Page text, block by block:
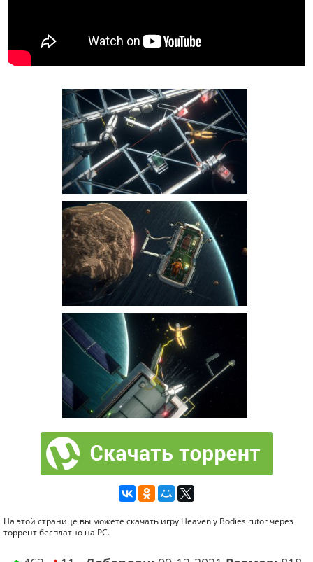
На этой странице вы можете скачать игру Heavenly Bodies rutor через
торрент бесплатно на PC.